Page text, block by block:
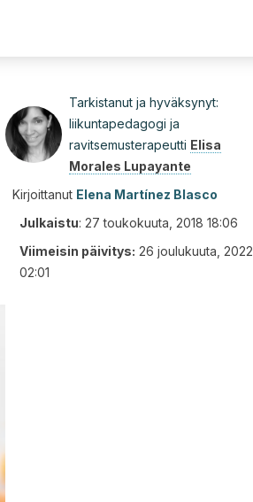
Tarkistanut ja hyväksynyt:
liikuntapedagogi ja
ravitsemusterapeutti Elisa
Morales Lupayante
Kirjoittanut Elena Martínez Blasco
Julkaistu: 27 toukokuuta, 2018 18:06
Viimeisin päivitys: 26 joulukuuta, 2022
02:01